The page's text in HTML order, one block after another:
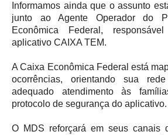
Informamos ainda que o assunto
junto ao Agente Operador do
Econômica Federal,
aplicativo CAIXA TEM.
A Caixa Econômica Federal está
ocorrências, orientando sua
adequado atendimento às
protocolo de segurança do aplicativo.
O MDS reforçará em seus canais